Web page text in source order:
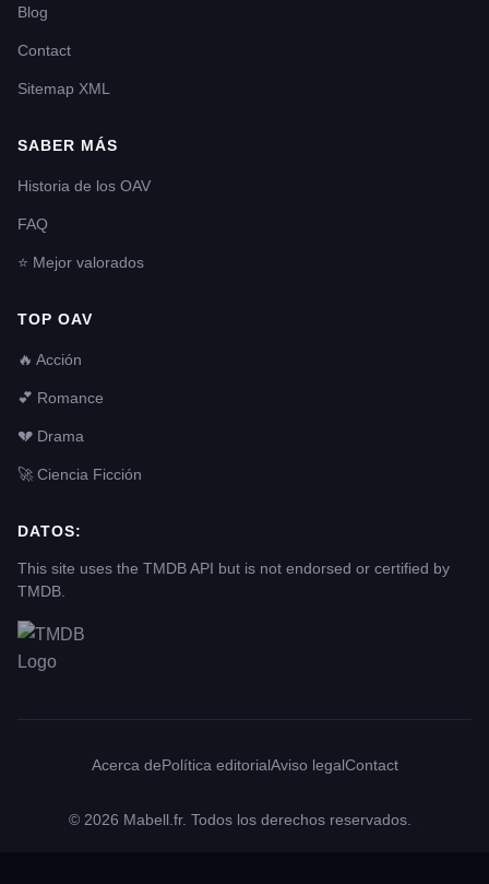
Blog
Contact
Sitemap XML
SABER MÁS
Historia de los OAV
FAQ
⭐ Mejor valorados
TOP OAV
🔥 Acción
💕 Romance
💔 Drama
🚀 Ciencia Ficción
DATOS:
This site uses the TMDB API but is not endorsed or certified by
TMDB.
Acerca dePolítica editorialAviso legalContact
© 2026 Mabell.fr. Todos los derechos reservados.